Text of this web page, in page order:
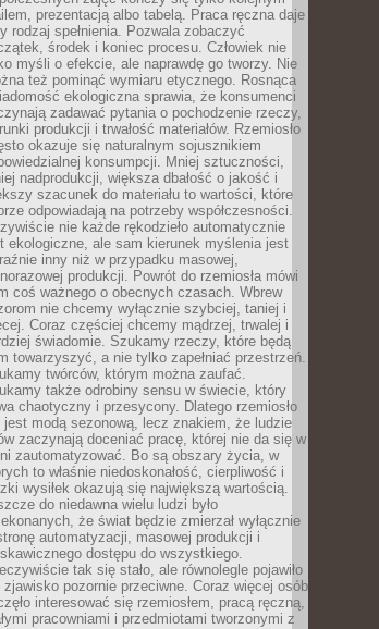
prezentacją albo tabelą. Praca ręczna daje
rodzaj spełnienia. Pozwala zobaczyć
środek i koniec procesu. Człowiek nie
myśli o efekcie, ale naprawdę go tworzy. Nie
też pominąć wymiaru etycznego. Rosnąca
ekologiczna sprawia, że konsumenci
zadawać pytania o pochodzenie rzeczy,
produkcji i trwałość materiałów. Rzemiosło
okazuje się naturalnym sojusznikiem
konsumpcji. Mniej sztuczności,
nadprodukcji, większa dbałość o jakość i
szacunek do materiału to wartości, które
odpowiadają na potrzeby współczesności.
nie każde rękodzieło automatycznie
ekologiczne, ale sam kierunek myślenia jest
inny niż w przypadku masowej,
produkcji. Powrót do rzemiosła mówi
coś ważnego o obecnych czasach. Wbrew
nie chcemy wyłącznie szybciej, taniej i
Coraz częściej chcemy mądrzej, trwalej i
świadomie. Szukamy rzeczy, które będą
towarzyszyć, a nie tylko zapełniać przestrzeń.
twórców, którym można zaufać.
także odrobiny sensu w świecie, który
chaotyczny i przesycony. Dlatego rzemiosło
jest modą sezonową, lecz znakiem, że ludzie
zaczynają doceniać pracę, której nie da się w
zautomatyzować. Bo są obszary życia, w
to właśnie niedoskonałość, cierpliwość i
wysiłek okazują się największą wartością.
do niedawna wielu ludzi było
że świat będzie zmierzał wyłącznie
automatyzacji, masowej produkcji i
dostępu do wszystkiego.
tak się stało, ale równolegle pojawiło
zjawisko pozornie przeciwne. Coraz więcej osób
interesować się rzemiosłem, pracą ręczną,
pracowniami i przedmiotami tworzonymi z